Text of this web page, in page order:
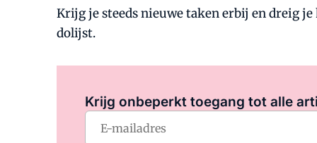
Krijg je steeds nieuwe taken erbij en dreig
dolijst.
Krijg onbeperkt toegang tot alle